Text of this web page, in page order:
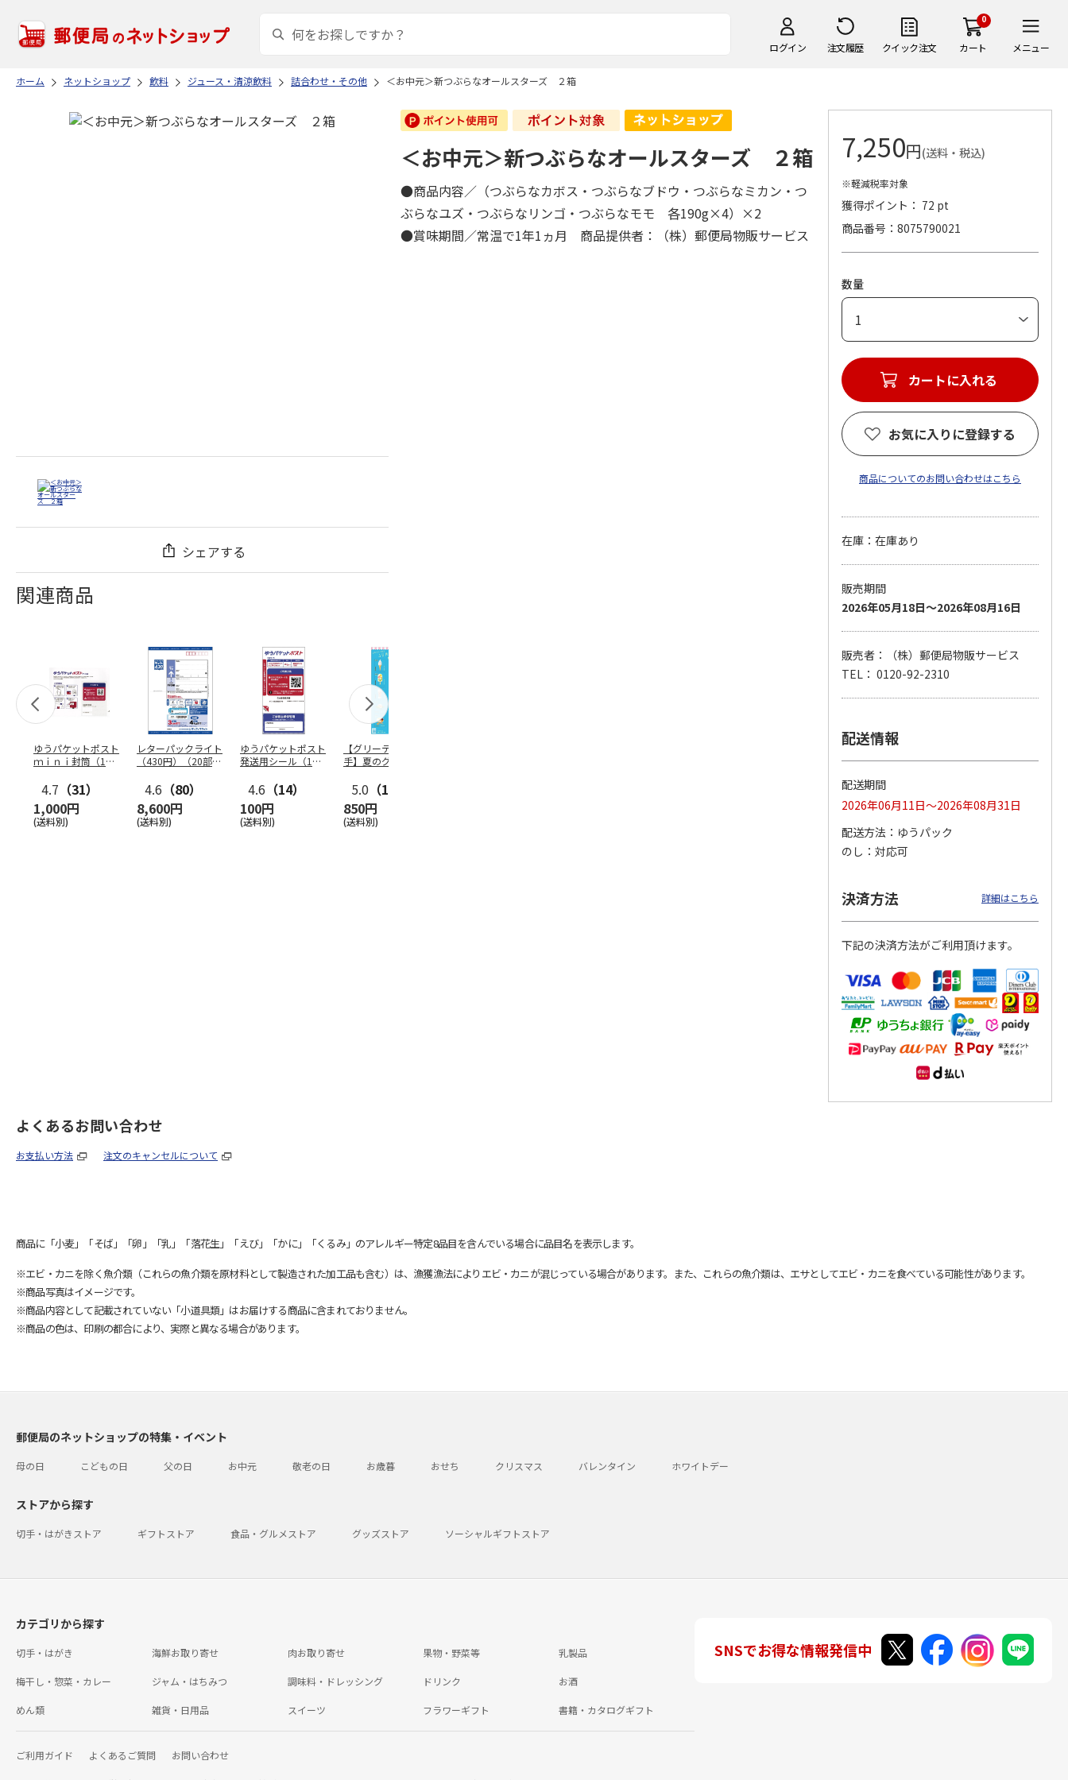
ログイン 注文履歴 クイック注文
0
カート メニュー
ホーム ネットショップ 飲料 ジュース・清涼飲料 詰合わせ・その他 ＜お中元＞新つぶらなオールスターズ ２箱
シェアする
関連商品
ゆうパケットポスト
ｍｉｎｉ封筒（1個
4.7 （31）
1,000円
(送料別)
レターパックライト
（430円）（20部セ
4.6 （80）
8,600円
(送料別)
ゆうパケットポスト
発送用シール（1個
4.6 （14）
100円
(送料別)
【グリーティング切
手】夏のグリーティ
5.0 （10）
850円
(送料別)
手】ハッピーグリー
【グリーティング切
手】グリーティング
円…
4.8（11）
5,500円
通切手・千鳥（1シ
11,000円
＜お中元＞新つぶらなオールスターズ ２箱
●商品内容／（つぶらなカボス・つぶらなブドウ・つぶらなミカン・つ
ぶらなユズ・つぶらなリンゴ・つぶらなモモ 各190g×4）×2
●賞味期間／常温で1年1ヵ月 商品提供者：（株）郵便局物販サービス
7,250円(送料・税込)
※軽減税率対象
獲得ポイント： 72 pt
商品番号
8075790021
数量
カートに入れる
お気に入りに登録する
商品についてのお問い合わせはこちら
在庫：在庫あり
販売期間
2026年05月18日～2026年08月16日
販売者：（株）郵便局物販サービス
TEL： 0120-92-2310
配送情報
配送期間
2026年06月11日～2026年08月31日
配送方法
ゆうパック
のし
対応可
決済方法 詳細はこちら
下記の決済方法がご利用頂けます。
よくあるお問い合わせ
お支払い方法 注文のキャンセルについて
商品に「小麦」「そば」「卵」「乳」「落花生」「えび」「かに」「くるみ」のアレルギー特定8品目を含んでいる場合に品目名を表示します。
※エビ・カニを除く魚介類（これらの魚介類を原材料として製造された加工品も含む）は、漁獲漁法によりエビ・カニが混じっている場合があります。また、これらの魚介類は、エサとしてエビ・カニを食べている可能性があります。
※商品写真はイメージです。
※商品内容として記載されていない「小道具類」はお届けする商品に含まれておりません。
※商品の色は、印刷の都合により、実際と異なる場合があります。
郵便局のネットショップの特集・イベント
母の日 こどもの日 父の日 お中元 敬老の日 お歳暮 おせち クリスマス バレンタイン ホワイトデー
ストアから探す
切手・はがきストア ギフトストア 食品・グルメストア グッズストア ソーシャルギフトストア
カテゴリから探す
切手・はがき 海鮮お取り寄せ 肉お取り寄せ 果物・野菜等 乳製品
梅干し・惣菜・カレー ジャム・はちみつ 調味料・ドレッシング ドリンク お酒
めん類 雑貨・日用品 スイーツ フラワーギフト 書籍・カタログギフト
ご利用ガイド よくあるご質問 お問い合わせ
SNSでお得な情報発信中